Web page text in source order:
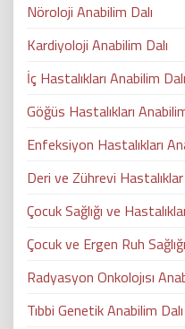
Nöroloji Anabilim Dalı
Kardiyoloji Anabilim Dalı
İç Hastalıkları Anabilim Dalı
Göğüs Hastalıkları
Enfeksiyon Hastalıkları
Deri ve Zührevi
Çocuk Sağlığı ve
Çocuk ve Ergen Ruh
Radyasyon Onkolojısı
Tıbbi Genetik Anabilim Dalı